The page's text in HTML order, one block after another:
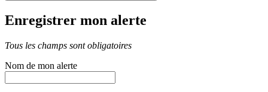
Enregistrer mon alerte
Tous les champs sont obligatoires
Nom de mon alerte